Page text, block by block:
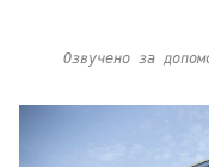
Озвучено за